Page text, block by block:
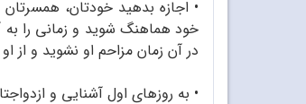
• اجازه بدهید خودتان، همسرتان
خود هماهنگ شوید و زمانی را به
در آن زمان مزاحم او نشوید و از
• به روزهای اول آشنایی و